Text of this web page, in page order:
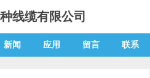
线缆有限公司
新闻 应用 留言 联系